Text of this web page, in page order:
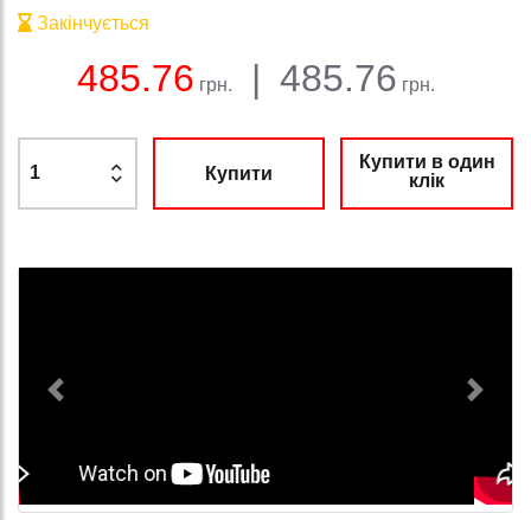
Баланс:
Закінчується
485.76 грн. | 485.76 грн.
Купити
Купити в один
клік
Previous Next